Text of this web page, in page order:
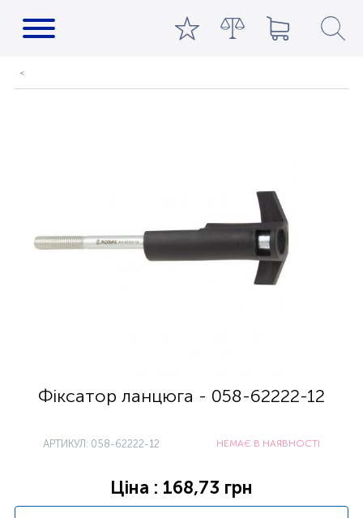
Фіксатор ланцюга - 058-62222-12
АРТИКУЛ: 058-62222-12 НЕМАЄ В НАЯВНОСТІ
Ціна : 168,73 грн